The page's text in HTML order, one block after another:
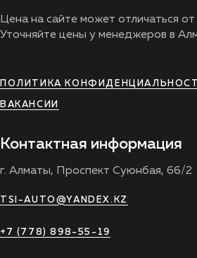
Цена на сайте может отличаться
Уточняйте цены у менеджеров в
ПОЛИТИКА
ВАКАНСИИ
Контактная информация
г. Алматы, Проспект Суюнбая, 66/2
TSI-AUTO@YANDEX.KZ
+7 (778) 898-55-19